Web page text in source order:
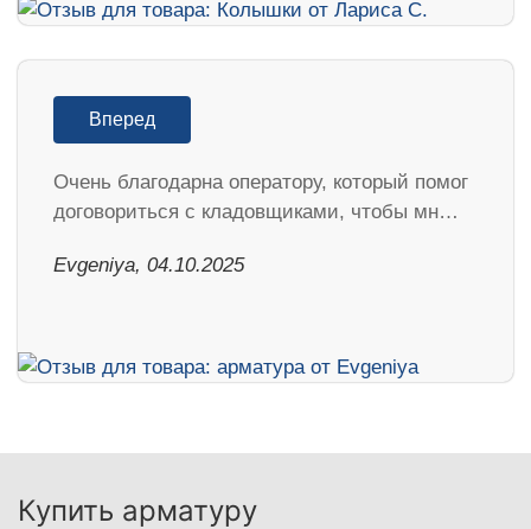
Вперед
Очень благодарна оператору, который помог
договориться с кладовщиками, чтобы мн…
Evgeniya, 04.10.2025
Купить арматуру